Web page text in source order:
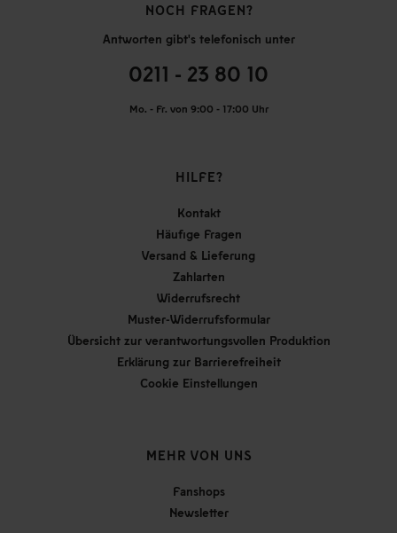
NOCH FRAGEN?
Antworten gibt's telefonisch unter
0211 - 23 80 10
Mo. - Fr. von 9:00 - 17:00 Uhr
HILFE?
Kontakt
Häufige Fragen
Versand & Lieferung
Zahlarten
Widerrufsrecht
Muster-Widerrufsformular
Übersicht zur verantwortungsvollen Produktion
Erklärung zur Barrierefreiheit
Cookie Einstellungen
MEHR VON UNS
Fanshops
Newsletter